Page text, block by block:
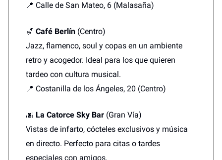
📍 Calle de San Mateo, 6 (Malasaña)
🎷 Café Berlín (Centro)
Jazz, flamenco, soul y copas en un ambiente
retro y acogedor. Ideal para los que quieren
tardeo con cultura musical.
📍 Costanilla de los Ángeles, 20 (Centro)
🌆 La Catorce Sky Bar (Gran Vía)
Vistas de infarto, cócteles exclusivos y música
en directo. Perfecto para citas o tardes
especiales con amigos.